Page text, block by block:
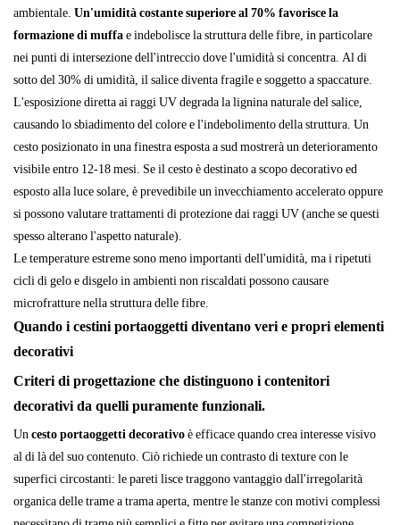
ambientale. Un'umidità costante superiore al 70% favorisce la
formazione di muffae indebolisce la struttura delle fibre, in particolare
nei punti di intersezione dell'intreccio dove l'umidità si concentra. Al di
sotto del 30% di umidità, il salice diventa fragile e soggetto a spaccature.
L'esposizione diretta ai raggi UV degrada la lignina naturale del salice,
causando lo sbiadimento del colore e l'indebolimento della struttura. Un
cesto posizionato in una finestra esposta a sud mostrerà un deterioramento
visibile entro 12-18 mesi. Se il cesto è destinato a scopo decorativo ed
esposto alla luce solare, è prevedibile un invecchiamento accelerato oppure
si possono valutare trattamenti di protezione dai raggi UV (anche se questi
spesso alterano l'aspetto naturale).
Le temperature estreme sono meno importanti dell'umidità, ma i ripetuti
cicli di gelo e disgelo in ambienti non riscaldati possono causare
microfratture nella struttura delle fibre.
Quando i cestini portaoggetti diventano veri e propri elementi
decorativi
Criteri di progettazione che distinguono i contenitori
decorativi da quelli puramente funzionali.
Un cesto portaoggetti decorativoè efficace quando crea interesse visivo
al di là del suo contenuto. Ciò richiede un contrasto di texture con le
superfici circostanti: le pareti lisce traggono vantaggio dall'irregolarità
organica delle trame a trama aperta, mentre le stanze con motivi complessi